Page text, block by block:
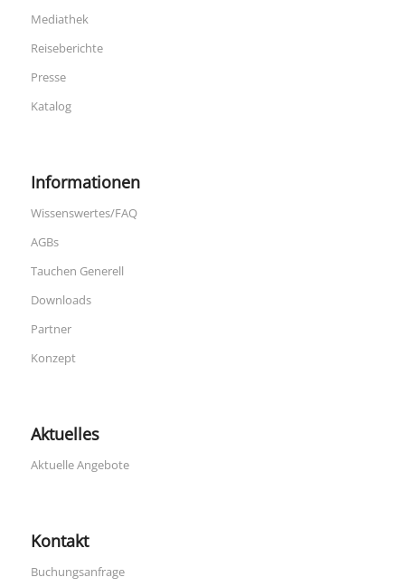
Mediathek
Reiseberichte
Presse
Katalog
Informationen
Wissenswertes/FAQ
AGBs
Tauchen Generell
Downloads
Partner
Konzept
Aktuelles
Aktuelle Angebote
Kontakt
Buchungsanfrage